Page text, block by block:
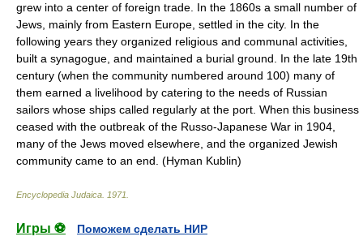
grew into a center of foreign trade. In the 1860s a small number of
Jews, mainly from Eastern Europe, settled in the city. In the
following years they organized religious and communal activities,
built a synagogue, and maintained a burial ground. In the late 19th
century (when the community numbered around 100) many of
them earned a livelihood by catering to the needs of Russian
sailors whose ships called regularly at the port. When this business
ceased with the outbreak of the Russo-Japanese War in 1904,
many of the Jews moved elsewhere, and the organized Jewish
community came to an end. (Hyman Kublin)
Encyclopedia Judaica 1971
Игры ⚽
Поможем сделать НИР